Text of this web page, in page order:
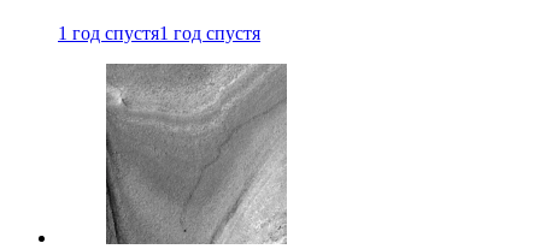
1 год спустя1 год спустя